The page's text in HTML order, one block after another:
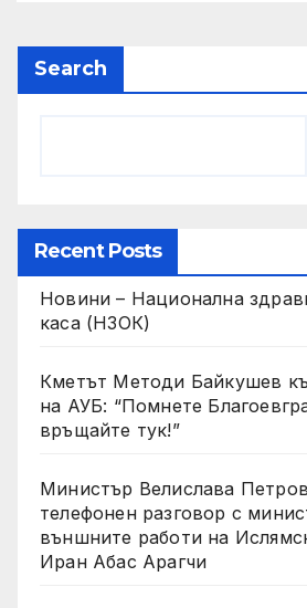
Search
Recent Posts
Новини – Национална
каса (НЗОК)
Кметът Методи Байкушев
на АУБ: “Помнете
връщайте тук!”
Министър Велислава
телефонен разговор с
външните работи на
Иран Абас Арагчи